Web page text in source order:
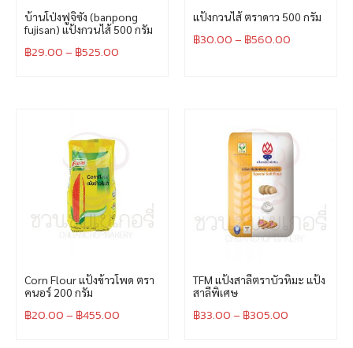
บ้านโป่งฟูจิซัง (banpong
fujisan) แป้งกวนไส้ 500 กรัม
฿29.00– ฿525.00
แป้งกวนไส้ ตราดาว 500 กรัม
฿30.00– ฿560.00
Corn Flour แป้งข้าวโพด ตรา
คนอร์ 200 กรัม
฿20.00– ฿455.00
TFM แป้งสาลีตราบัวหิมะ แป้ง
สาลีพิเศษ
฿33.00– ฿305.00